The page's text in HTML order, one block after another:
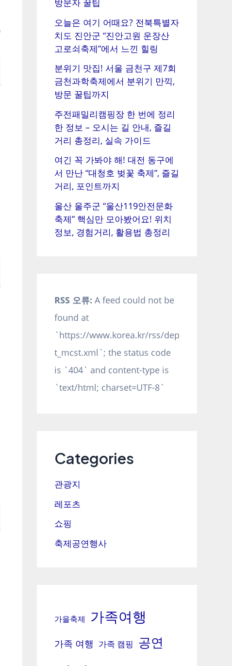
방문자 꿀팁
오늘은 여기 어때요? 전북특별자
치도 진안군 “진안고원 운장산
고로쇠축제”에서 느낀 힐링
분위기 맛집! 서울 금천구 제7회
금천과학축제에서 분위기 만끽,
방문 꿀팁까지
주전패밀리캠핑장 한 번에 정리
한 정보 – 오시는 길 안내, 즐길
거리 총정리, 실속 가이드
여긴 꼭 가봐야 해! 대전 동구에
서 만난 “대청호 벚꽃 축제”, 즐길
거리, 포인트까지
울산 울주군 “울산119안전문화
축제” 핵심만 모아봤어요! 위치
정보, 경험거리, 활용법 총정리
RSS 오류: A feed could not be
found at
`https://www.korea.kr/rss/dep
t_mcst.xml`; the status code
is `404` and content-type is
`text/html; charset=UTF-8`
Categories
관광지
레포츠
쇼핑
축제공연행사
가을축제 가족여행
가족 여행 가족 캠핑 공연